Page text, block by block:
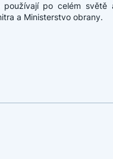
po celém světě
a Ministerstvo obrany.